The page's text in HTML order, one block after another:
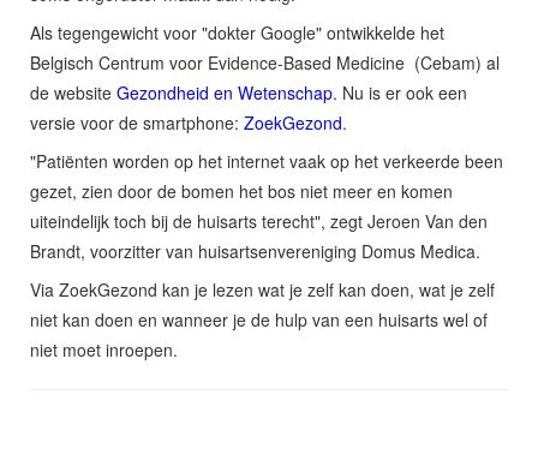
Als tegengewicht voor "dokter Google" ontwikkelde het
Belgisch Centrum voor Evidence-Based Medicine (Cebam) al
de website Gezondheid en Wetenschap. Nu is er ook een
versie voor de smartphone: ZoekGezond.
"Patiënten worden op het internet vaak op het verkeerde been
gezet, zien door de bomen het bos niet meer en komen
uiteindelijk toch bij de huisarts terecht", zegt Jeroen Van den
Brandt, voorzitter van huisartsenvereniging Domus Medica.
Via ZoekGezond kan je lezen wat je zelf kan doen, wat je zelf
niet kan doen en wanneer je de hulp van een huisarts wel of
niet moet inroepen.